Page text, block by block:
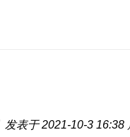
发表于 2021-10-3 16:38